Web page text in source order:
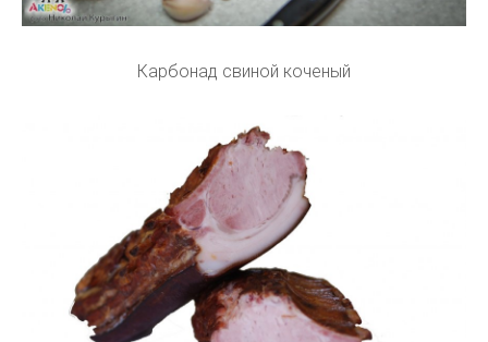
Карбонад свиной коченый